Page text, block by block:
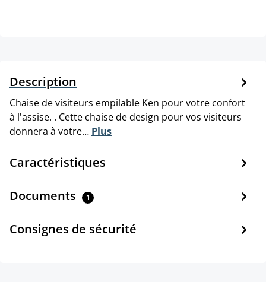
Description
Chaise de visiteurs empilable Ken pour votre confort
à l'assise. . Cette chaise de design pour vos visiteurs
donnera à votre… Plus
Caractéristiques
Documents 1
Consignes de sécurité